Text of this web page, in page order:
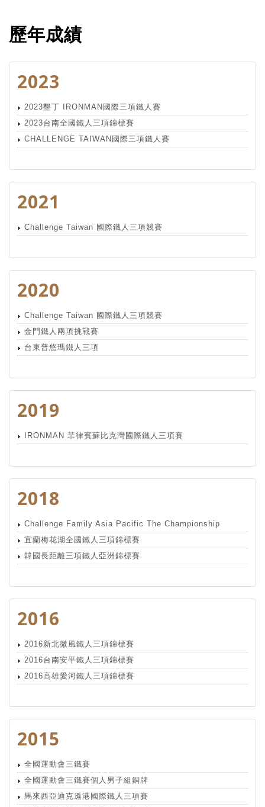
歷年成績
2023
2023墾丁 IRONMAN國際三項鐵人賽
2023台南全國鐵人三項錦標賽
CHALLENGE TAIWAN國際三項鐵人賽
2021
Challenge Taiwan 國際鐵人三項競賽
2020
Challenge Taiwan 國際鐵人三項競賽
金門鐵人兩項挑戰賽
台東普悠瑪鐵人三項
2019
IRONMAN 菲律賓蘇比克灣國際鐵人三項賽
2018
Challenge Family Asia Pacific The Championship
宜蘭梅花湖全國鐵人三項錦標賽
韓國長距離三項鐵人亞洲錦標賽
2016
2016新北微風鐵人三項錦標賽
2016台南安平鐵人三項錦標賽
2016高雄愛河鐵人三項錦標賽
2015
全國運動會三鐵賽
全國運動會三鐵賽個人男子組銅牌
馬來西亞迪克遜港國際鐵人三項賽